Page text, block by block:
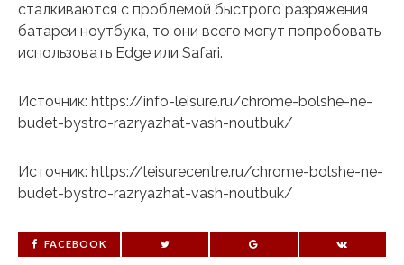
сталкиваются с проблемой быстрого разряжения
батареи ноутбука, то они всего могут попробовать
использовать Edge или Safari.
Источник: https://info-leisure.ru/chrome-bolshe-ne-
budet-bystro-razryazhat-vash-noutbuk/
Источник: https://leisurecentre.ru/chrome-bolshe-ne-
budet-bystro-razryazhat-vash-noutbuk/
FACEBOOK